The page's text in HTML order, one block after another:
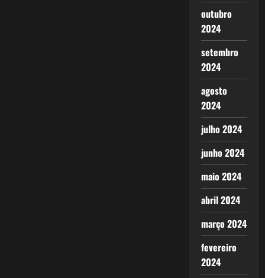
outubro
2024
setembro
2024
agosto
2024
julho 2024
junho 2024
maio 2024
abril 2024
março 2024
fevereiro
2024